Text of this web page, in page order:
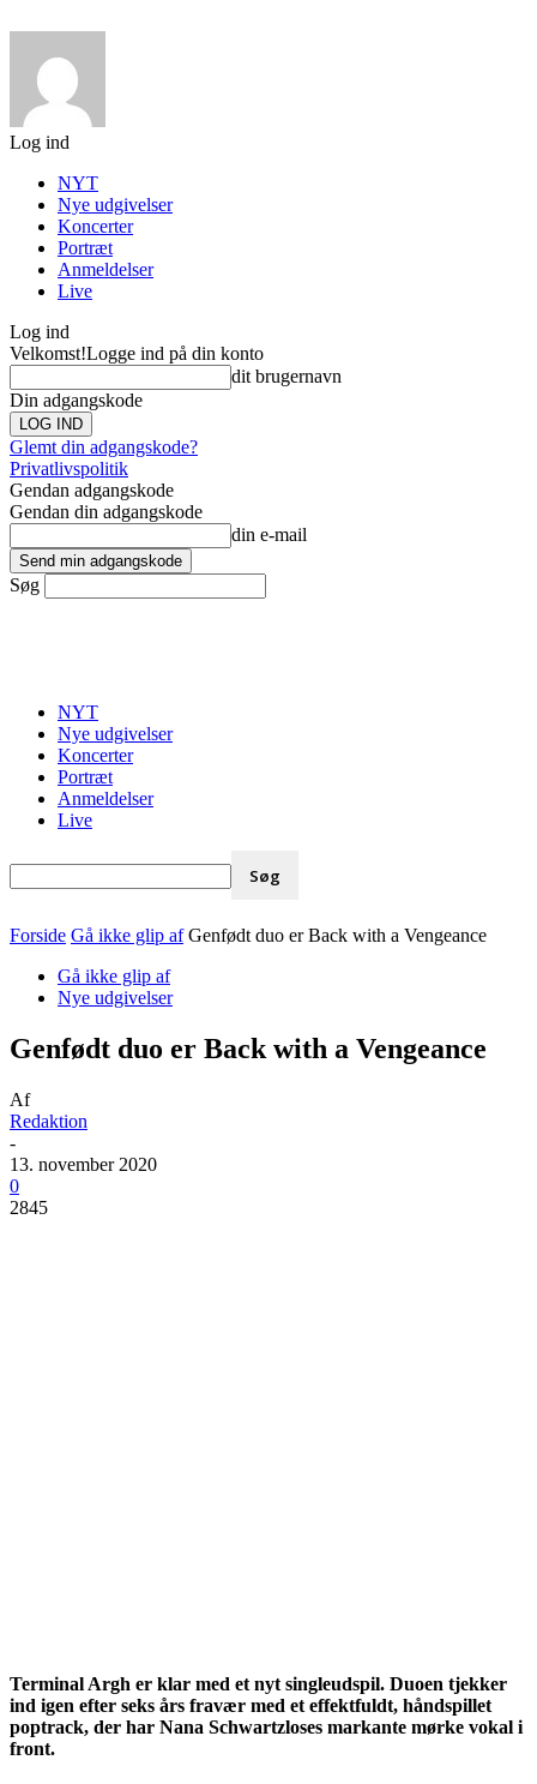
Log ind
NYT
Nye udgivelser
Koncerter
Portræt
Anmeldelser
Live
Log ind
Velkomst!Logge ind på din konto
dit brugernavn
Din adgangskode
Glemt din adgangskode?
Privatlivspolitik
Gendan adgangskode
Gendan din adgangskode
din e-mail
Søg
NYT
Nye udgivelser
Koncerter
Portræt
Anmeldelser
Live
Forside Gå ikke glip af Genfødt duo er Back with a Vengeance
Gå ikke glip af
Nye udgivelser
Genfødt duo er Back with a Vengeance
Af
Redaktion
-
13. november 2020
0
2845
Terminal Argh er klar med et nyt singleudspil. Duoen tjekker
ind igen efter seks års fravær med et effektfuldt, håndspillet
poptrack, der har Nana Schwartzloses markante mørke vokal i
front.